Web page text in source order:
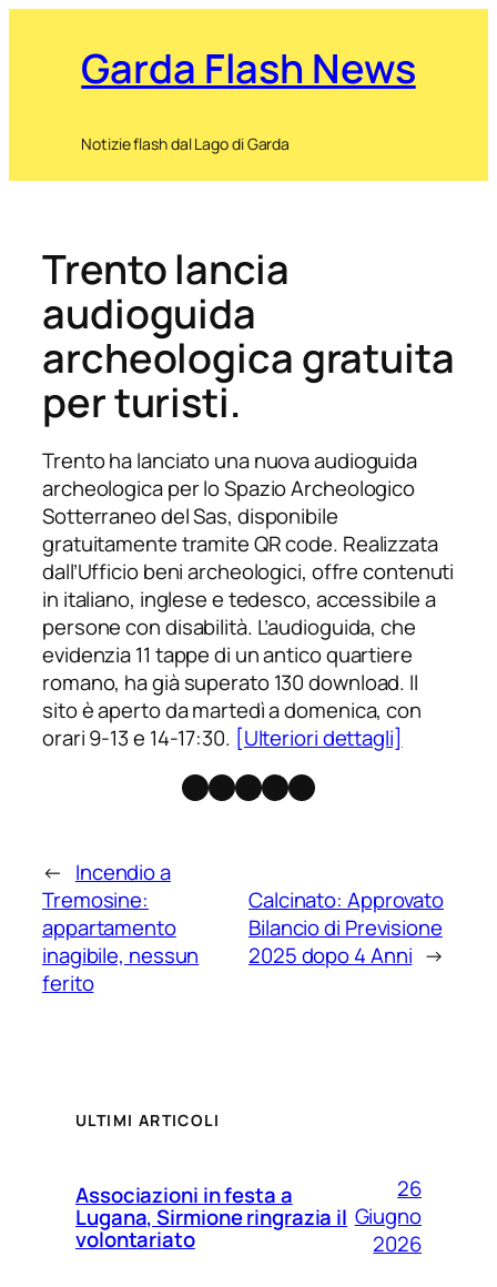
Garda Flash News
Notizie flash dal Lago di Garda
Trento lancia
audioguida
archeologica gratuita
per turisti.
Trento ha lanciato una nuova audioguida
archeologica per lo Spazio Archeologico
Sotterraneo del Sas, disponibile
gratuitamente tramite QR code. Realizzata
dall’Ufficio beni archeologici, offre contenuti
in italiano, inglese e tedesco, accessibile a
persone con disabilità. L’audioguida, che
evidenzia 11 tappe di un antico quartiere
romano, ha già superato 130 download. Il
sito è aperto da martedì a domenica, con
orari 9-13 e 14-17:30. [Ulteriori dettagli]
Facebook
Instagram
X Threads
Telegram
← Incendio a
Tremosine:
appartamento
inagibile, nessun
ferito
Calcinato: Approvato
Bilancio di Previsione
2025 dopo 4 Anni →
ULTIMI ARTICOLI
Associazioni in festa a
Lugana, Sirmione ringrazia il
volontariato
26
Giugno
2026